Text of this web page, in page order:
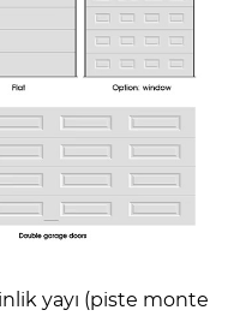
yayı (piste monte